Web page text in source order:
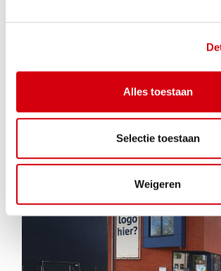
Alles toestaan
Selectie toestaan
Weigeren
Parking/Garagebox te BERLAAR